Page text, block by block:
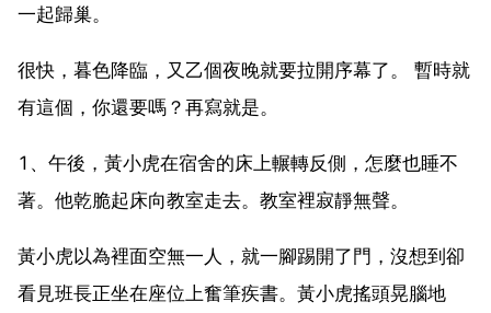
一起歸巢。
很快，暮色降臨，又乙個夜晚就要拉開序幕了。 暫時就
有這個，你還要嗎？再寫就是。
1、午後，黃小虎在宿舍的床上輾轉反側，怎麼也睡不
著。他乾脆起床向教室走去。教室裡寂靜無聲。
黃小虎以為裡面空無一人，就一腳踢開了門，沒想到卻
看見班長正坐在座位上奮筆疾書。黃小虎搖頭晃腦地